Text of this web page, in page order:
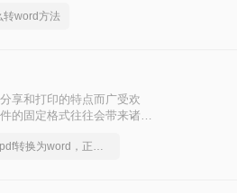
需求。
转word方法
享和打印的特点而广受欢
的固定格式往往会带来诸多
的方法。
如何将pdf转换为word，正确的操作方法